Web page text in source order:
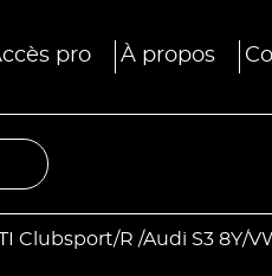
pro À propos
R /Audi S3 8Y/